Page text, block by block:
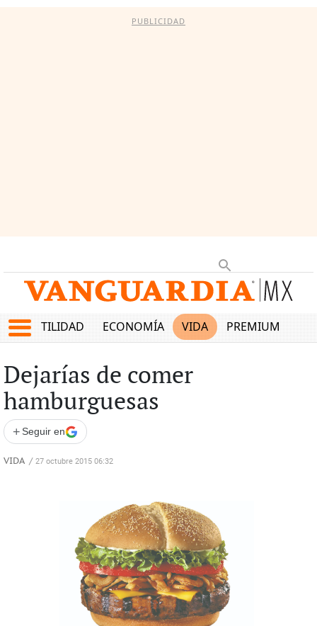
PUBLICIDAD
UTILIDAD ECONOMÍA VIDA PREMIUM
Dejarías de comer
hamburguesas
+ Seguir en
VIDA / 27 octubre 2015 06:32